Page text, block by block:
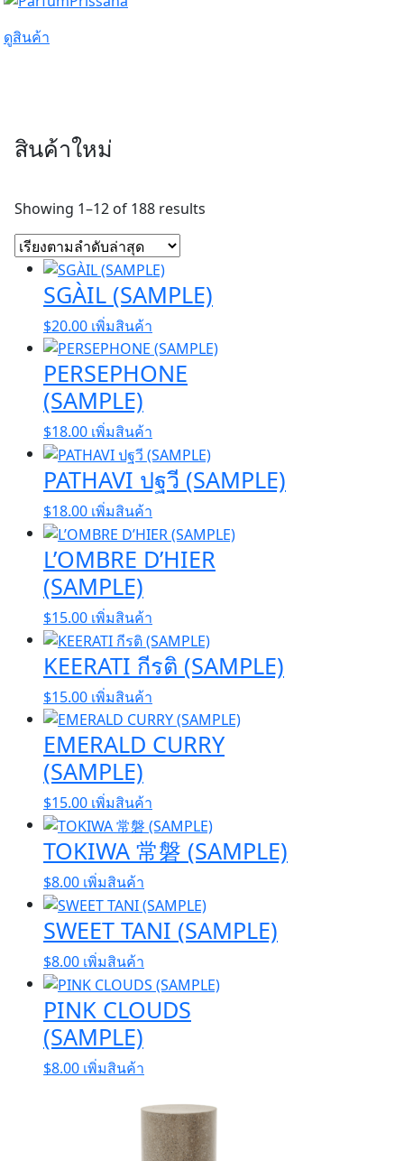
ดูสินค้า
สินค้าใหม่
Showing 1–12 of 188 results
SGÀIL (SAMPLE)
$20.00 เพิ่มสินค้า
PERSEPHONE
(SAMPLE)
$18.00 เพิ่มสินค้า
PATHAVI ปฐวี (SAMPLE)
$18.00 เพิ่มสินค้า
L’OMBRE D’HIER
(SAMPLE)
$15.00 เพิ่มสินค้า
KEERATI กีรติ (SAMPLE)
$15.00 เพิ่มสินค้า
EMERALD CURRY
(SAMPLE)
$15.00 เพิ่มสินค้า
TOKIWA 常磐 (SAMPLE)
$8.00 เพิ่มสินค้า
SWEET TANI (SAMPLE)
$8.00 เพิ่มสินค้า
PINK CLOUDS
(SAMPLE)
$8.00 เพิ่มสินค้า